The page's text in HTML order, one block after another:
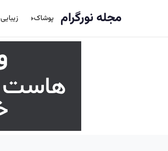
مجله نورگرام پوشاک زیبایی